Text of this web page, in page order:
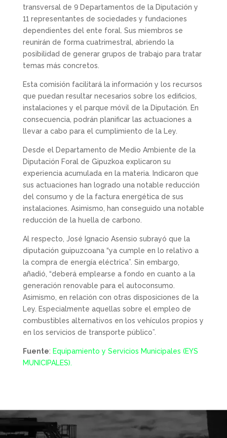
transversal de 9 Departamentos de la Diputación y
11 representantes de sociedades y fundaciones
dependientes del ente foral. Sus miembros se
reunirán de forma cuatrimestral, abriendo la
posibilidad de generar grupos de trabajo para tratar
temas más concretos.
Esta comisión facilitará la información y los recursos
que puedan resultar necesarios sobre los edificios,
instalaciones y el parque móvil de la Diputación. En
consecuencia, podrán planificar las actuaciones a
llevar a cabo para el cumplimiento de la Ley.
Desde el Departamento de Medio Ambiente de la
Diputación Foral de Gipuzkoa explicaron su
experiencia acumulada en la materia. Indicaron que
sus actuaciones han logrado una notable reducción
del consumo y de la factura energética de sus
instalaciones. Asimismo, han conseguido una notable
reducción de la huella de carbono.
Al respecto, José Ignacio Asensio subrayó que la
diputación guipuzcoana “ya cumple en lo relativo a
la compra de energía eléctrica”. Sin embargo,
añadió, “deberá emplearse a fondo en cuanto a la
generación renovable para el autoconsumo.
Asimismo, en relación con otras disposiciones de la
Ley. Especialmente aquellas sobre el empleo de
combustibles alternativos en los vehículos propios y
en los servicios de transporte público”.
Fuente: Equipamiento y Servicios Municipales (EYS
MUNICIPALES).